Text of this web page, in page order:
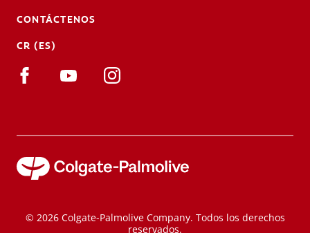
CONTÁCTENOS
CR (ES)
© 2026 Colgate-Palmolive Company. Todos los derechos
reservados.